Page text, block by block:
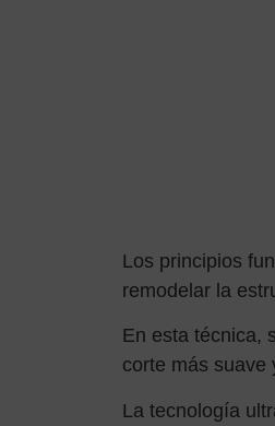
Los principios
remodelar la
En esta técnica,
corte más suave
La tecnología